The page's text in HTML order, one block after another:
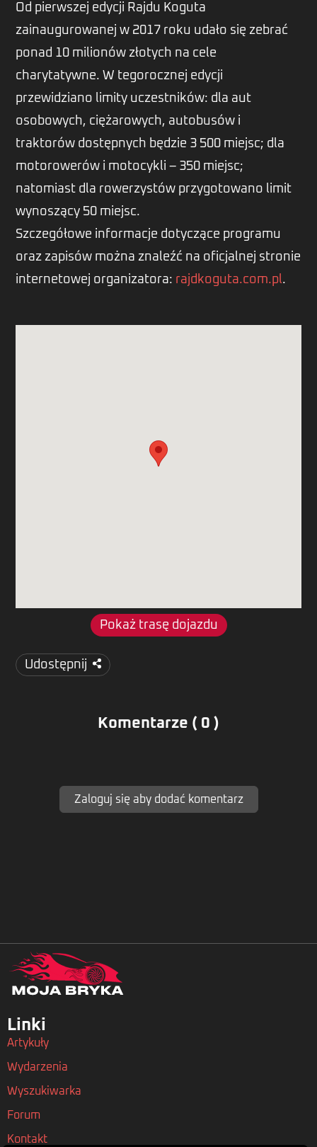
Od pierwszej edycji Rajdu Koguta
zainaugurowanej w 2017 roku udało się zebrać
ponad 10 milionów złotych na cele
charytatywne. W tegorocznej edycji
przewidziano limity uczestników: dla aut
osobowych, ciężarowych, autobusów i
traktorów dostępnych będzie 3 500 miejsc; dla
motorowerów i motocykli – 350 miejsc;
natomiast dla rowerzystów przygotowano limit
wynoszący 50 miejsc.
Szczegółowe informacje dotyczące programu
oraz zapisów można znaleźć na oficjalnej stronie
internetowej organizatora: rajdkoguta.com.pl.
Pokaż trasę dojazdu
Udostępnij
Komentarze ( 0 )
Zaloguj się aby dodać komentarz
Linki
Artykuły
Wydarzenia
Wyszukiwarka
Forum
Kontakt